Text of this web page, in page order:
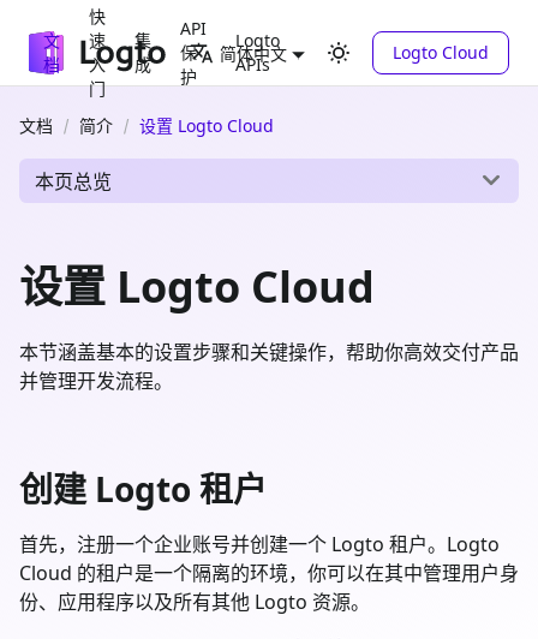
文
档
快
速
入
门
集
成
API
保
护
Logto
APIs
简体中文 Logto Cloud
文档 简介 设置 Logto Cloud
本页总览
设置 Logto Cloud
本节涵盖基本的设置步骤和关键操作，帮助你高效交付产品
并管理开发流程。
创建 Logto 租户
首先，注册一个企业账号并创建一个 Logto 租户。Logto
Cloud 的租户是一个隔离的环境，你可以在其中管理用户身
份、应用程序以及所有其他 Logto 资源。